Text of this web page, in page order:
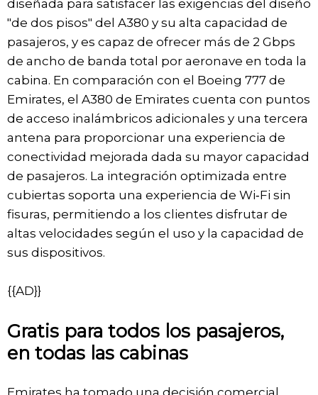
diseñada para satisfacer las exigencias del diseño
"de dos pisos" del A380 y su alta capacidad de
pasajeros, y es capaz de ofrecer más de 2 Gbps
de ancho de banda total por aeronave en toda la
cabina. En comparación con el Boeing 777 de
Emirates, el A380 de Emirates cuenta con puntos
de acceso inalámbricos adicionales y una tercera
antena para proporcionar una experiencia de
conectividad mejorada dada su mayor capacidad
de pasajeros. La integración optimizada entre
cubiertas soporta una experiencia de Wi‑Fi sin
fisuras, permitiendo a los clientes disfrutar de
altas velocidades según el uso y la capacidad de
sus dispositivos.
{{AD}}
Gratis para todos los pasajeros,
en todas las cabinas